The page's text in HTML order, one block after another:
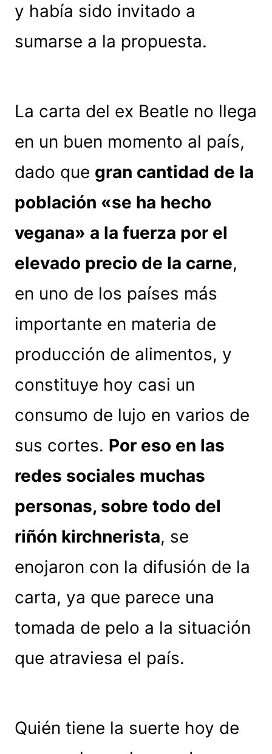
y había sido invitado a
sumarse a la propuesta.
La carta del ex Beatle no llega
en un buen momento al país,
dado que gran cantidad de la
población «se ha hecho
vegana» a la fuerza por el
elevado precio de la carne,
en uno de los países más
importante en materia de
producción de alimentos, y
constituye hoy casi un
consumo de lujo en varios de
sus cortes. Por eso en las
redes sociales muchas
personas, sobre todo del
riñón kirchnerista, se
enojaron con la difusión de la
carta, ya que parece una
tomada de pelo a la situación
que atraviesa el país.
Quién tiene la suerte hoy de